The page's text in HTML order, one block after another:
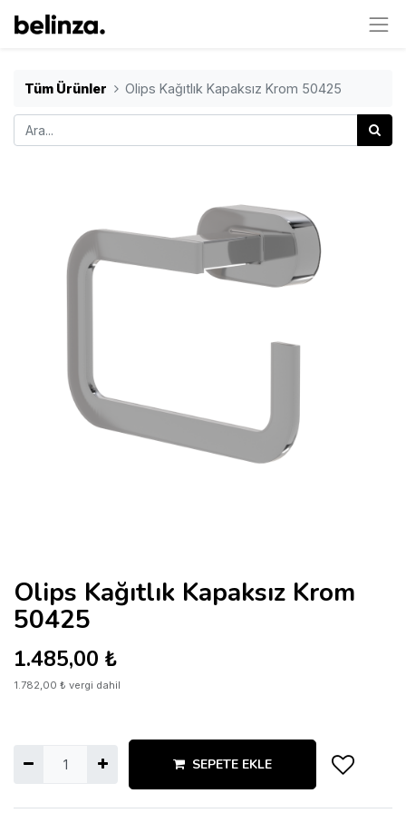
Tüm Ürünler Olips Kağıtlık Kapaksız Krom 50425
Olips Kağıtlık Kapaksız Krom
50425
1.485,00 ₺
1.782,00 ₺ vergi dahil
SEPETE EKLE